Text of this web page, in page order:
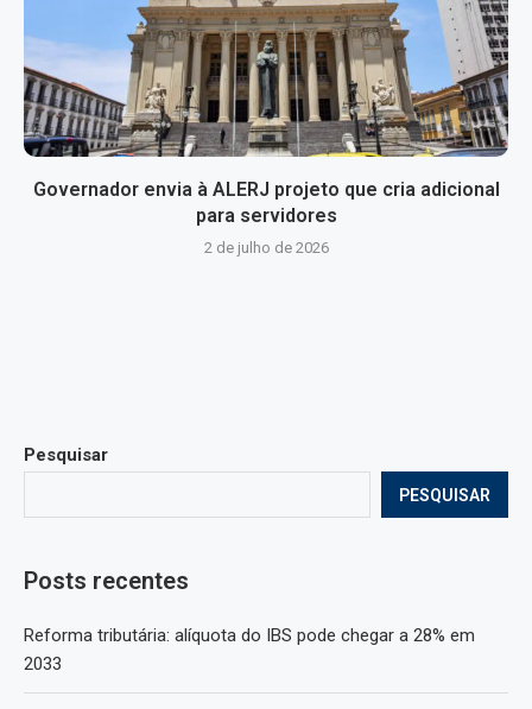
Governador envia à ALERJ projeto que cria adicional
para servidores
2 de julho de 2026
Pesquisar
PESQUISAR
Posts recentes
Reforma tributária: alíquota do IBS pode chegar a 28% em
2033